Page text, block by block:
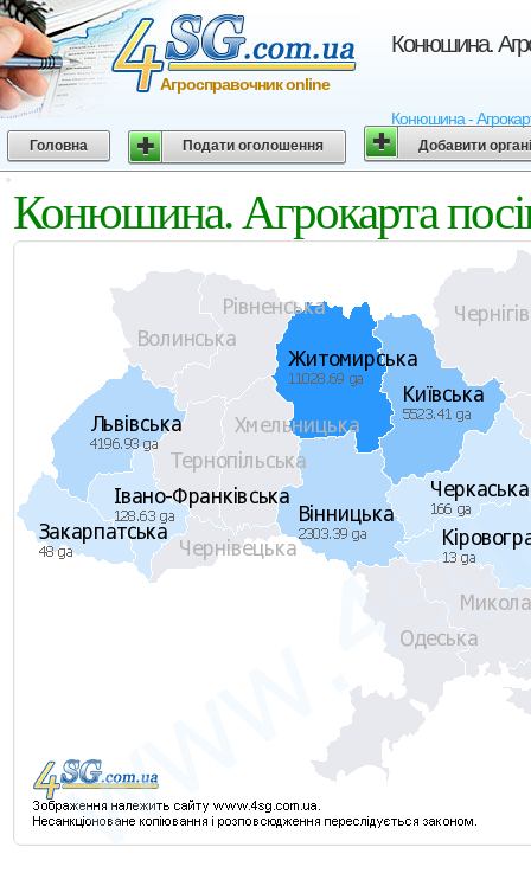
Конюшина.
Конюшина -
Агросправочник online
Головна Подати оголошення Добавити
Конюшина. Агрокарта